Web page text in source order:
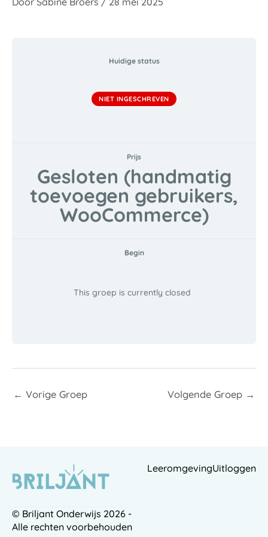
Huidige status
NIET INGESCHREVEN
Prijs
Gesloten (handmatig
toevoegen gebruikers,
WooCommerce)
Begin
This groep is currently closed
← Vorige Groep Volgende Groep →
LeeromgevingUitloggen
© Briljant Onderwijs 2026 -
Alle rechten voorbehouden